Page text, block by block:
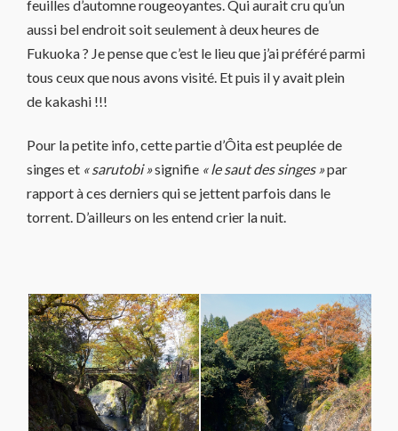
feuilles d’automne rougeoyantes. Qui aurait cru qu’un
aussi bel endroit soit seulement à deux heures de
Fukuoka ? Je pense que c’est le lieu que j’ai préféré parmi
tous ceux que nous avons visité. Et puis il y avait plein
de kakashi !!!
Pour la petite info, cette partie d’Ôita est peuplée de
singes et « sarutobi »signifie « le saut des singes »par
rapport à ces derniers qui se jettent parfois dans le
torrent. D’ailleurs on les entend crier la nuit.